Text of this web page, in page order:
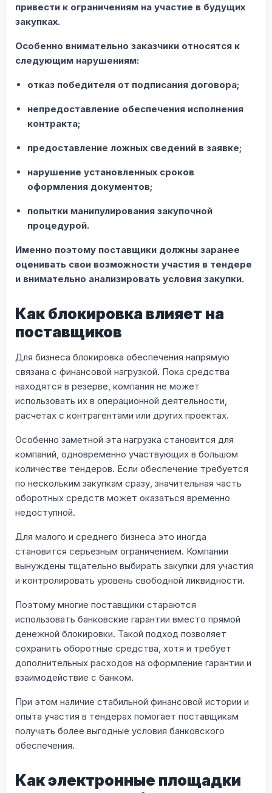
привести к ограничениям на участие в будущих
закупках.
Особенно внимательно заказчики относятся к
следующим нарушениям:
отказ победителя от подписания договора;
непредоставление обеспечения исполнения
контракта;
предоставление ложных сведений в заявке;
нарушение установленных сроков
оформления документов;
попытки манипулирования закупочной
процедурой.
Именно поэтому поставщики должны заранее
оценивать свои возможности участия в тендере
и внимательно анализировать условия закупки.
Как блокировка влияет на
поставщиков
Для бизнеса блокировка обеспечения напрямую
связана с финансовой нагрузкой. Пока средства
находятся в резерве, компания не может
использовать их в операционной деятельности,
расчетах с контрагентами или других проектах.
Особенно заметной эта нагрузка становится для
компаний, одновременно участвующих в большом
количестве тендеров. Если обеспечение требуется
по нескольким закупкам сразу, значительная часть
оборотных средств может оказаться временно
недоступной.
Для малого и среднего бизнеса это иногда
становится серьезным ограничением. Компании
вынуждены тщательно выбирать закупки для участия
и контролировать уровень свободной ликвидности.
Поэтому многие поставщики стараются
использовать банковские гарантии вместо прямой
денежной блокировки. Такой подход позволяет
сохранить оборотные средства, хотя и требует
дополнительных расходов на оформление гарантии и
взаимодействие с банком.
При этом наличие стабильной финансовой истории и
опыта участия в тендерах помогает поставщикам
получать более выгодные условия банковского
обеспечения.
Как электронные площадки